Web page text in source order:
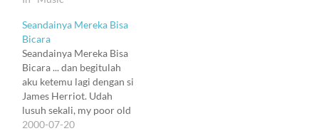
Seandainya Mereka Bisa
Bicara
Seandainya Mereka Bisa
Bicara ... dan begitulah
aku ketemu lagi dengan si
James Herriot. Udah
lusuh sekali, my poor old
pal. Coba, apa aku masih
2000-07-20